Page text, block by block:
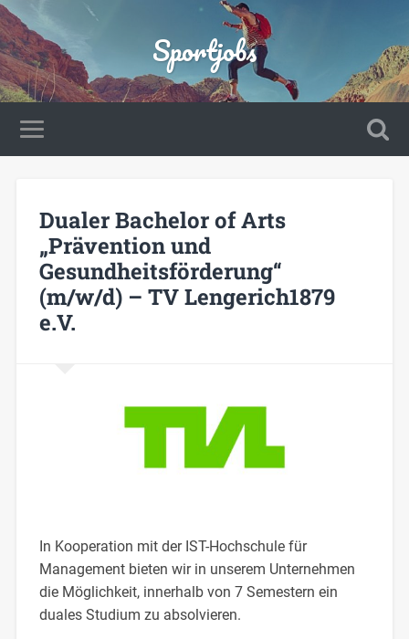
Sportjobs
Dualer Bachelor of Arts
„Prävention und
Gesundheitsförderung“
(m/w/d) – TV Lengerich1879
e.V.
In Kooperation mit der IST-Hochschule für
Management bieten wir in unserem Unternehmen
die Möglichkeit, innerhalb von 7 Semestern ein
duales Studium zu absolvieren.